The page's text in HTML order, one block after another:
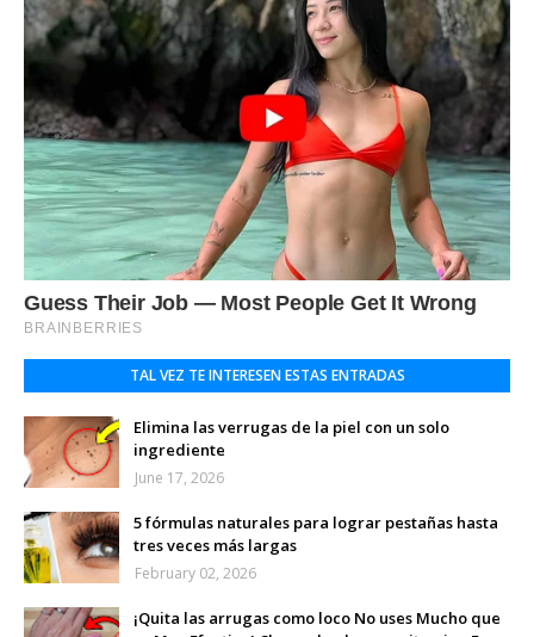
TAL VEZ TE INTERESEN ESTAS ENTRADAS
Elimina las verrugas de la piel con un solo
ingrediente
June 17, 2026
5 fórmulas naturales para lograr pestañas hasta
tres veces más largas
February 02, 2026
¡Quita las arrugas como loco No uses Mucho que